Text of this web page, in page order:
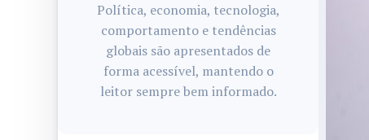
Política, economia, tecnologia,
comportamento e tendências
globais são apresentados de
forma acessível, mantendo o
leitor sempre bem informado.